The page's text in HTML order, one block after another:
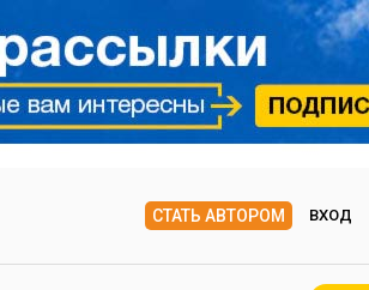
СТАТЬ АВТОРОМ ВХОД